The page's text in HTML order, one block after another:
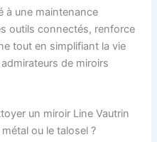
à une maintenance
outils connectés, renforce
tout en simplifiant la vie
de miroirs
un miroir Line Vautrin
ou le talosel ?